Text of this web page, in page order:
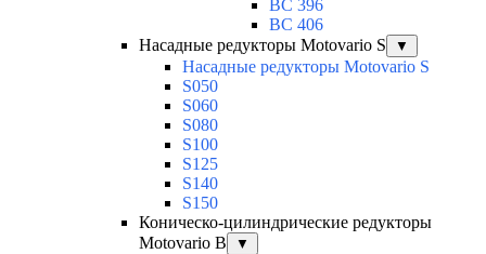
BC 396
BC 406
Насадные редукторы Motovario S
▼
Насадные редукторы Motovario S
S050
S060
S080
S100
S125
S140
S150
Коническо-цилиндрические редукторы
Motovario B
▼